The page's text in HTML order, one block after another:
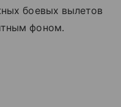
боевых вылетов
фоном.